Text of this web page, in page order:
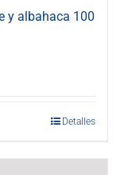
y albahaca 100
Detalles